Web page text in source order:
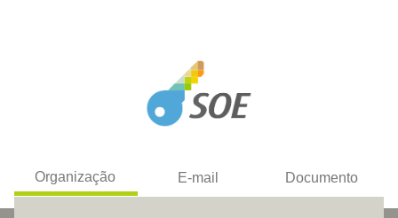
Organização E-mail Documento